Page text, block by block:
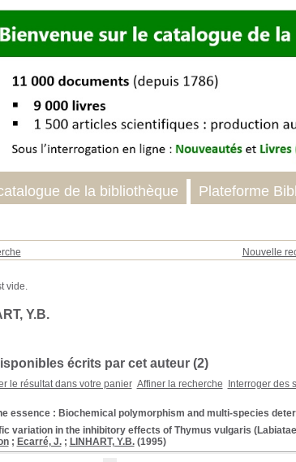
Nouvelle
Y.B.
écrits par cet auteur (2)
le résultat dans votre panier Affiner la recherche Interroger des
essence : Biochemical polymorphism and multi-species
variation in the inhibitory effects of Thymus vulgaris
; Ecarré, J.; LINHART, Y.B.(1995)
de la bibliothèque Plateforme